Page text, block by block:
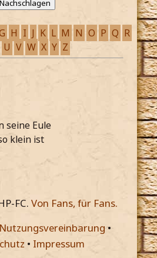
H I J K L M N O P Q R
U V W X Y Z
seine Eule
klein ist
FC.Von Fans, für Fans.
Nutzungsvereinbarung•
• Impressum